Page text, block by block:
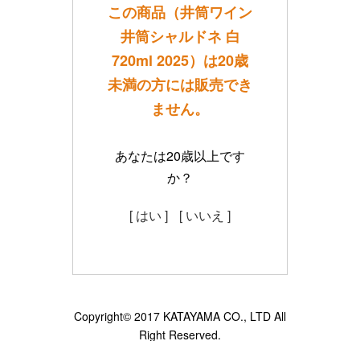
この商品（井筒ワイン
井筒シャルドネ 白
720ml 2025）は20歳
未満の方には販売でき
ません。
あなたは20歳以上です
か？
[ はい ] [ いいえ ]
Copyright© 2017 KATAYAMA CO., LTD All
Right Reserved.